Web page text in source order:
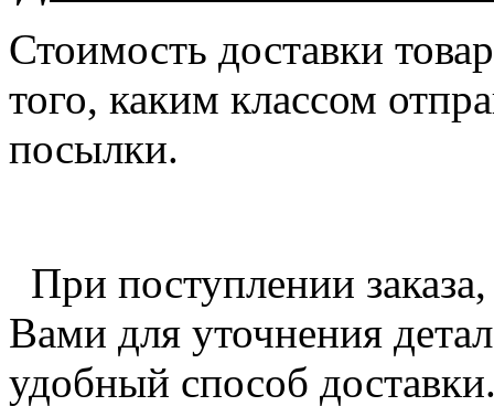
Стоимость доставки
того, каким классом
посылки.
При поступлении
Вами для уточнения
удобный способ